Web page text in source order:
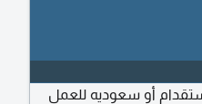
أو سعوديه للعمل